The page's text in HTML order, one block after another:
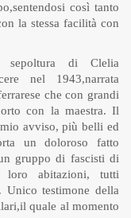
così tanto
la stessa facilità con
sepoltura di Clelia
nel 1943,narrata
che con grandi
con la maestra. Il
avviso, più belli ed
un doloroso fatto
gruppo di fascisti di
loro abitazioni, tutti
Unico testimone della
quale al momento